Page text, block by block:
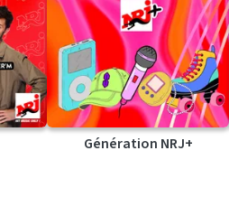
Génération NRJ+